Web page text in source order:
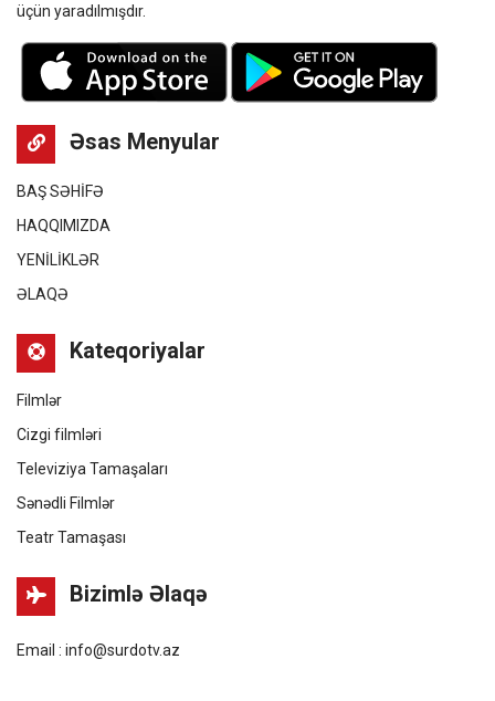
üçün yaradılmışdır.
Əsas Menyular
BAŞ SƏHİFƏ
HAQQIMIZDA
YENİLİKLƏR
ƏLAQƏ
Kateqoriyalar
Filmlər
Cizgi filmləri
Televiziya Tamaşaları
Sənədli Filmlər
Teatr Tamaşası
Bizimlə Əlaqə
Email : info@surdotv.az